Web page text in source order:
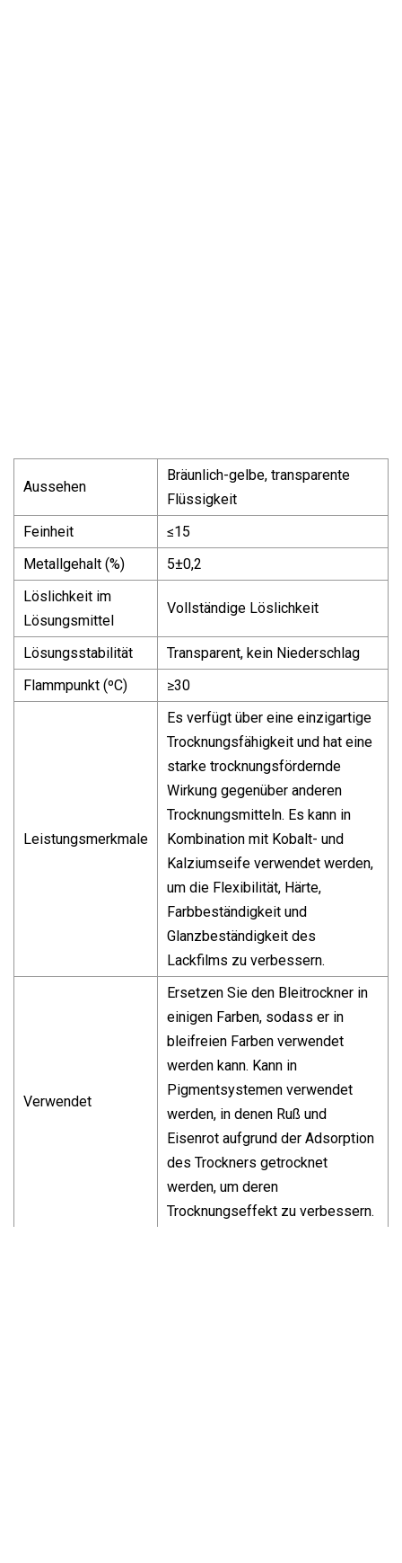
Aussehen
Bräunlich-gelbe, transparente
Flüssigkeit
Feinheit
≤15
Metallgehalt (%)
5±0,2
Löslichkeit im
Lösungsmittel
Vollständige Löslichkeit
Lösungsstabilität
Transparent, kein Niederschlag
Flammpunkt (ºC)
≥30
Leistungsmerkmale
Es verfügt über eine einzigartige
Trocknungsfähigkeit und hat eine
starke trocknungsfördernde
Wirkung gegenüber anderen
Trocknungsmitteln. Es kann in
Kombination mit Kobalt- und
Kalziumseife verwendet werden,
um die Flexibilität, Härte,
Farbbeständigkeit und
Glanzbeständigkeit des
Lackfilms zu verbessern.
Verwendet
Ersetzen Sie den Bleitrockner in
einigen Farben, sodass er in
bleifreien Farben verwendet
werden kann. Kann in
Pigmentsystemen verwendet
werden, in denen Ruß und
Eisenrot aufgrund der Adsorption
des Trockners getrocknet
werden, um deren
Trocknungseffekt zu verbessern.